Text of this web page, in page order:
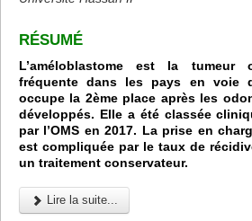
RÉSUMÉ
L’améloblastome est la tumeur
fréquente dans les pays en voie
occupe la 2ème place après les
développés. Elle a été classée
par l’OMS en 2017. La prise en
est compliquée par le taux de
un traitement conservateur.
Lire la suite...